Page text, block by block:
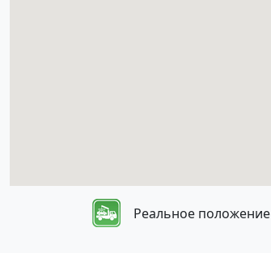
Реальное положение